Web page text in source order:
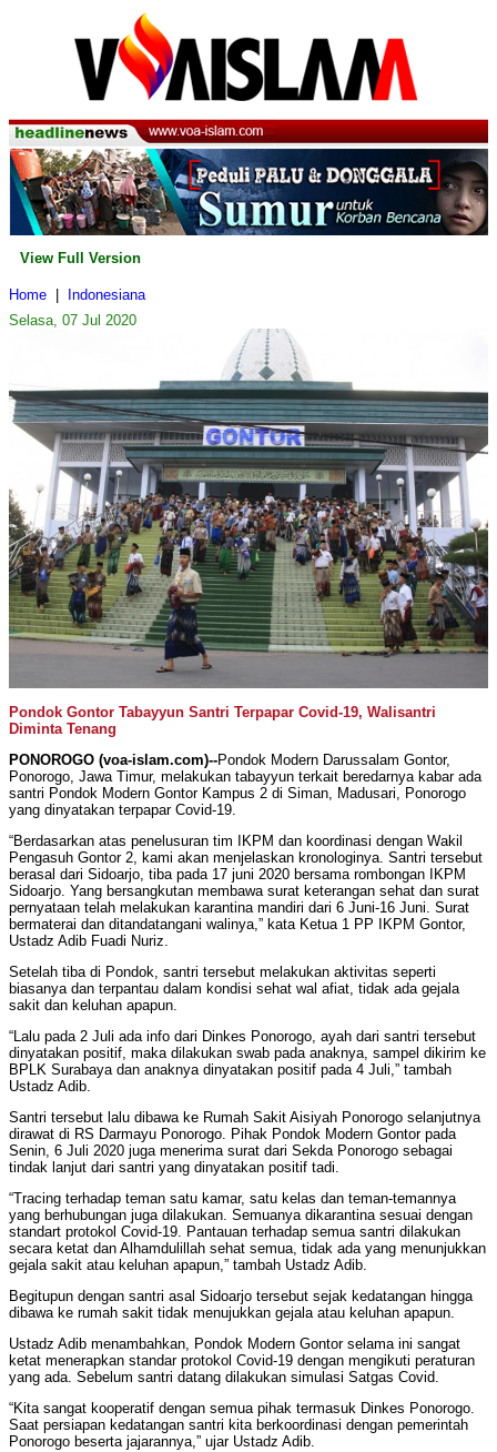
View Full Version
Home
Indonesiana
Selasa, 07 Jul 2020
Pondok Gontor Tabayyun Santri Terpapar Covid-19, Walisantri
Diminta Tenang
PONOROGO (voa-islam.com)--Pondok Modern Darussalam Gontor,
Ponorogo, Jawa Timur, melakukan tabayyun terkait beredarnya kabar ada
santri Pondok Modern Gontor Kampus 2 di Siman, Madusari, Ponorogo
yang dinyatakan terpapar Covid-19.
“Berdasarkan atas penelusuran tim IKPM dan koordinasi dengan Wakil
Pengasuh Gontor 2, kami akan menjelaskan kronologinya. Santri tersebut
berasal dari Sidoarjo, tiba pada 17 juni 2020 bersama rombongan IKPM
Sidoarjo. Yang bersangkutan membawa surat keterangan sehat dan surat
pernyataan telah melakukan karantina mandiri dari 6 Juni-16 Juni. Surat
bermaterai dan ditandatangani walinya,” kata Ketua 1 PP IKPM Gontor,
Ustadz Adib Fuadi Nuriz.
Setelah tiba di Pondok, santri tersebut melakukan aktivitas seperti
biasanya dan terpantau dalam kondisi sehat wal afiat, tidak ada gejala
sakit dan keluhan apapun.
“Lalu pada 2 Juli ada info dari Dinkes Ponorogo, ayah dari santri tersebut
dinyatakan positif, maka dilakukan swab pada anaknya, sampel dikirim ke
BPLK Surabaya dan anaknya dinyatakan positif pada 4 Juli,” tambah
Ustadz Adib.
Santri tersebut lalu dibawa ke Rumah Sakit Aisiyah Ponorogo selanjutnya
dirawat di RS Darmayu Ponorogo. Pihak Pondok Modern Gontor pada
Senin, 6 Juli 2020 juga menerima surat dari Sekda Ponorogo sebagai
tindak lanjut dari santri yang dinyatakan positif tadi.
“Tracing terhadap teman satu kamar, satu kelas dan teman-temannya
yang berhubungan juga dilakukan. Semuanya dikarantina sesuai dengan
standart protokol Covid-19. Pantauan terhadap semua santri dilakukan
secara ketat dan Alhamdulillah sehat semua, tidak ada yang menunjukkan
gejala sakit atau keluhan apapun,” tambah Ustadz Adib.
Begitupun dengan santri asal Sidoarjo tersebut sejak kedatangan hingga
dibawa ke rumah sakit tidak menujukkan gejala atau keluhan apapun.
Ustadz Adib menambahkan, Pondok Modern Gontor selama ini sangat
ketat menerapkan standar protokol Covid-19 dengan mengikuti peraturan
yang ada. Sebelum santri datang dilakukan simulasi Satgas Covid.
“Kita sangat kooperatif dengan semua pihak termasuk Dinkes Ponorogo.
Saat persiapan kedatangan santri kita berkoordinasi dengan pemerintah
Ponorogo beserta jajarannya,” ujar Ustadz Adib.